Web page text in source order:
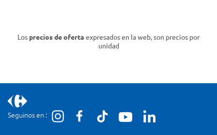
Los precios de oferta expresados en la web, son precios por
unidad
Seguinos en :